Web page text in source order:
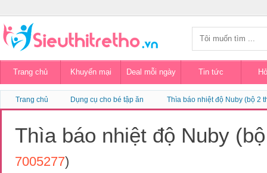
Trang chủ Khuyến mại Deal mỗi ngày Tin tức
Trang chủ Dụng cụ cho bé tập ăn Thìa báo nhiệt độ Nuby (bộ 2
Thìa báo nhiệt độ Nuby
7005277)